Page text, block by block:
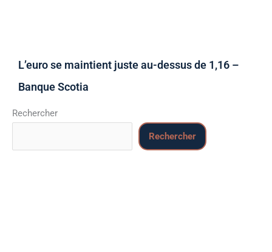
L’euro se maintient juste au-dessus de 1,16 –
Banque Scotia
Rechercher
Rechercher